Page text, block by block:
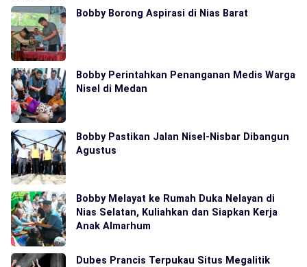
Bobby Borong Aspirasi di Nias Barat
Bobby Perintahkan Penanganan Medis Warga
Nisel di Medan
Bobby Pastikan Jalan Nisel-Nisbar Dibangun
Agustus
Bobby Melayat ke Rumah Duka Nelayan di
Nias Selatan, Kuliahkan dan Siapkan Kerja
Anak Almarhum
Dubes Prancis Terpukau Situs Megalitik